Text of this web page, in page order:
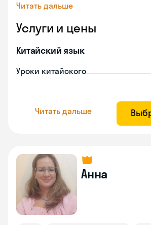
Читать дальше
Услуги и цены
Китайский язык
Уроки китайского
Читать дальше
Анна